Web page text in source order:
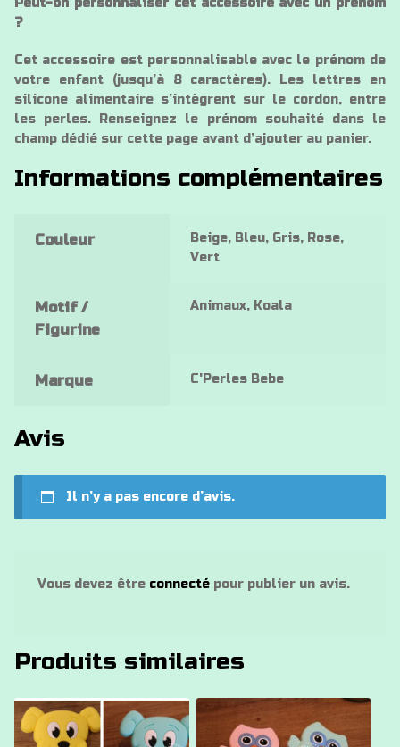
?
Cet accessoire est personnalisable avec le prénom de
votre enfant (jusqu’à 8 caractères). Les lettres en
silicone alimentaire s’intègrent sur le cordon, entre
les perles. Renseignez le prénom souhaité dans le
champ dédié sur cette page avant d’ajouter au panier.
Informations complémentaires
Couleur
Beige, Bleu, Gris, Rose,
Vert
Motif /
Figurine
Animaux, Koala
Marque C'Perles Bebe
Avis
Il n’y a pas encore d’avis.
Vous devez être connectépour publier un avis.
Produits similaires
Ce
produit
produit